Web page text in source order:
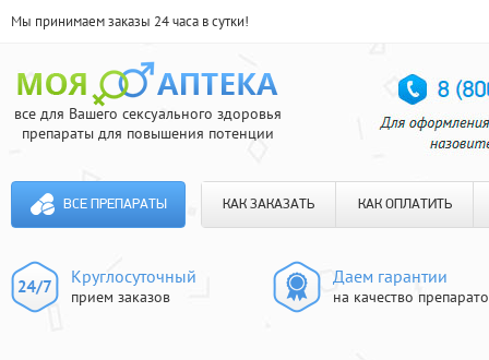
Мы принимаем заказы 24 часа в сутки!
все для Вашего сексуального здоровья
препараты для повышения потенции
ВСЕ ПРЕПАРАТЫ КАК ЗАКАЗАТЬ КАК ОПЛАТИТЬ
Круглосуточный
прием заказов
Даем гарантии
на качество